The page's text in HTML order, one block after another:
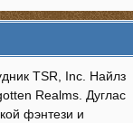
TSR, Inc. Найлз
Realms. Дуглас
фэнтези и